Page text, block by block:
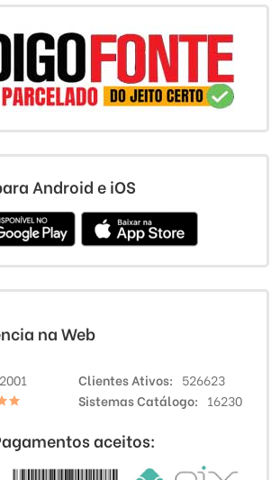
Android e iOS
na Web
Clientes Ativos
526623
Sistemas Catálogo 16230
aceitos: